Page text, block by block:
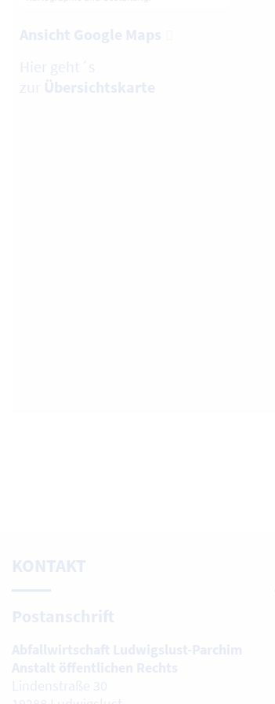
Ansicht Google Maps
Hier geht´s
zur Übersichtskarte
KONTAKT
Postanschrift
Abfallwirtschaft Ludwigslust-Parchim
Anstalt öffentlichen Rechts
Lindenstraße 30